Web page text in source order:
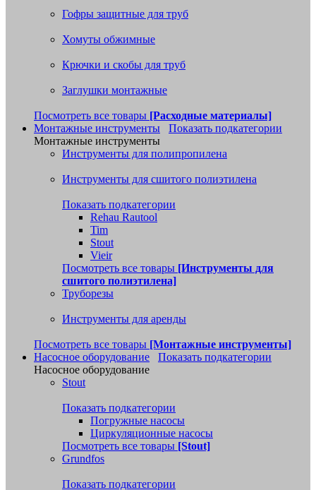
Гофры защитные для труб
Хомуты обжимные
Крючки и скобы для труб
Заглушки монтажные
Посмотреть все товары [Расходные материалы]
Монтажные инструменты
Показать подкатегории
Монтажные инструменты
Инструменты для полипропилена
Инструменты для сшитого полиэтилена
Показать подкатегории
Rehau Rautool
Tim
Stout
Vieir
Посмотреть все товары [Инструменты для
сшитого полиэтилена]
Труборезы
Инструменты для аренды
Посмотреть все товары [Монтажные инструменты]
Насосное оборудование
Показать подкатегории
Насосное оборудование
Stout
Показать подкатегории
Погружные насосы
Циркуляционные насосы
Посмотреть все товары [Stout]
Grundfos
Показать подкатегории